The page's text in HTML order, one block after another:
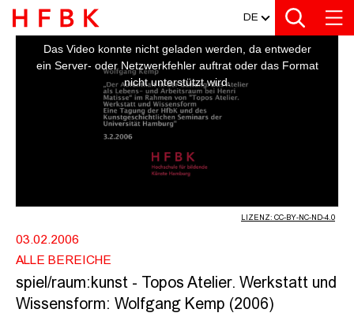
Zur Metanavigation
Zur Hauptnavigation
Zur Suche
Zum Inhalt
Zum Seitenfuss DE
SPIEL/RAUM:KUNST - TOPOS
This
is
window.
Das Video konnte nicht geladen werden, da entweder
ein Server- oder Netzwerkfehler auftrat oder das Format
nicht unterstützt wird.
LIZENZ: CC-BY-NC-ND-4.0
03.02.2006
ALLE BEREICHE
spiel/raum:kunst - Topos Atelier. Werkstatt und
Wissensform: Wolfgang Kemp (2006)